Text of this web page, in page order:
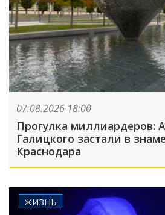
07.08.2026 18:00
Прогулка миллиардеров:
Галицкого застали в
Краснодара
ЖИЗНЬ